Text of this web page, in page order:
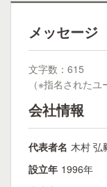
メッセージ
文字数：615
（※指名された
会社情報
代表者名 木村 弘
設立年 1996年